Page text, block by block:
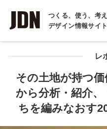
つくる、使う、考
デザイン情報サイト
INTERVIEW
インタビュー
REPORT
COLUMN
コラム
レ
その土地が持つ
から分析・紹介
ちを編みなおす